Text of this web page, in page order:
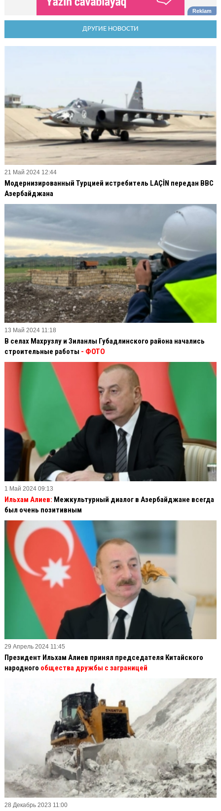
ДРУГИЕ НОВОСТИ
21 Май 2024 12:44
Модернизированный Турцией истребитель LAÇİN передан ВВС
Азербайджана
13 Май 2024 11:18
В селах Махрузлу и Зиланлы Губадлинского района начались
строительные работы - ФОТО
1 Май 2024 09:13
Ильхам Алиев: Межкультурный диалог в Азербайджане всегда
был очень позитивным
29 Апрель 2024 11:45
Президент Ильхам Алиев принял председателя Китайского
народного общества дружбы с заграницей
28 Декабрь 2023 11:00